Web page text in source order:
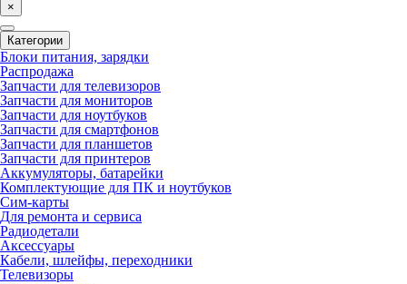
×
Категории
Блоки питания, зарядки
Распродажа
Запчасти для телевизоров
Запчасти для мониторов
Запчасти для ноутбуков
Запчасти для смартфонов
Запчасти для планшетов
Запчасти для принтеров
Аккумуляторы, батарейки
Комплектующие для ПК и ноутбуков
Сим-карты
Для ремонта и сервиса
Радиодетали
Аксессуары
Кабели, шлейфы, переходники
Телевизоры